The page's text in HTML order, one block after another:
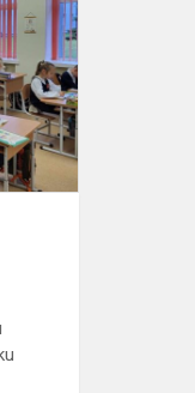
,,MOJA
KSIĄŻKA”